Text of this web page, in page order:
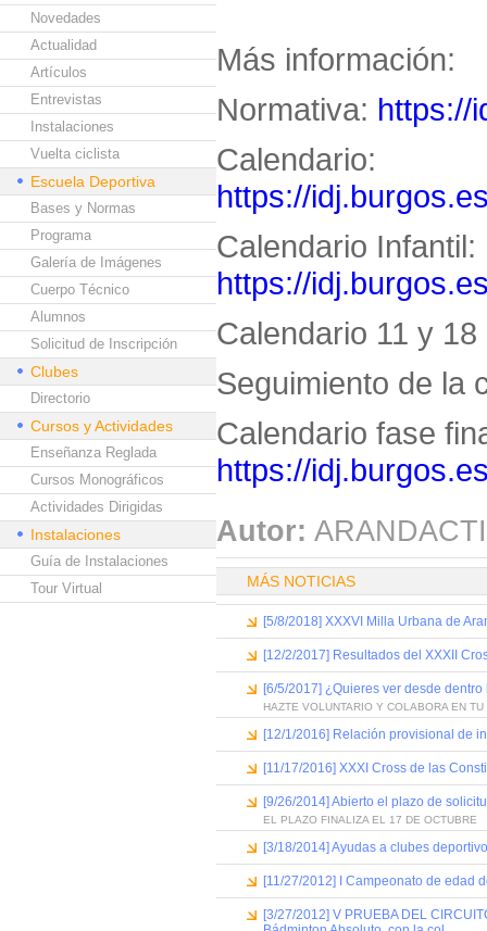
Novedades
Actualidad
Artículos
Entrevistas
Instalaciones
Vuelta ciclista
Escuela Deportiva
Bases y Normas
Programa
Galería de Imágenes
Cuerpo Técnico
Alumnos
Solicitud de Inscripción
Clubes
Directorio
Cursos y Actividades
Enseñanza Reglada
Cursos Monográficos
Actividades Dirigidas
Instalaciones
Guía de Instalaciones
Tour Virtual
Más información:
Normativa: https://
Calendario:
https://
Calendario Infantil:
https://
Calendario 11 y
Seguimiento de la
Calendario fase
https://
Autor:
MÁS NOTICIAS
[5/8/2018] XXXVI Milla Urbana de
[12/2/2017] Resultados del XXXII
[6/5/2017] ¿Quieres ver desde
HAZTE VOLUNTARIO Y COLABORA EN TU
[12/1/2016] Relación provisional de
[11/17/2016] XXXI Cross de las
[9/26/2014] Abierto el plazo de
EL PLAZO FINALIZA EL 17 DE OCTUBRE
[3/18/2014] Ayudas a clubes
[11/27/2012] I Campeonato de edad
[3/27/2012] V PRUEBA DEL